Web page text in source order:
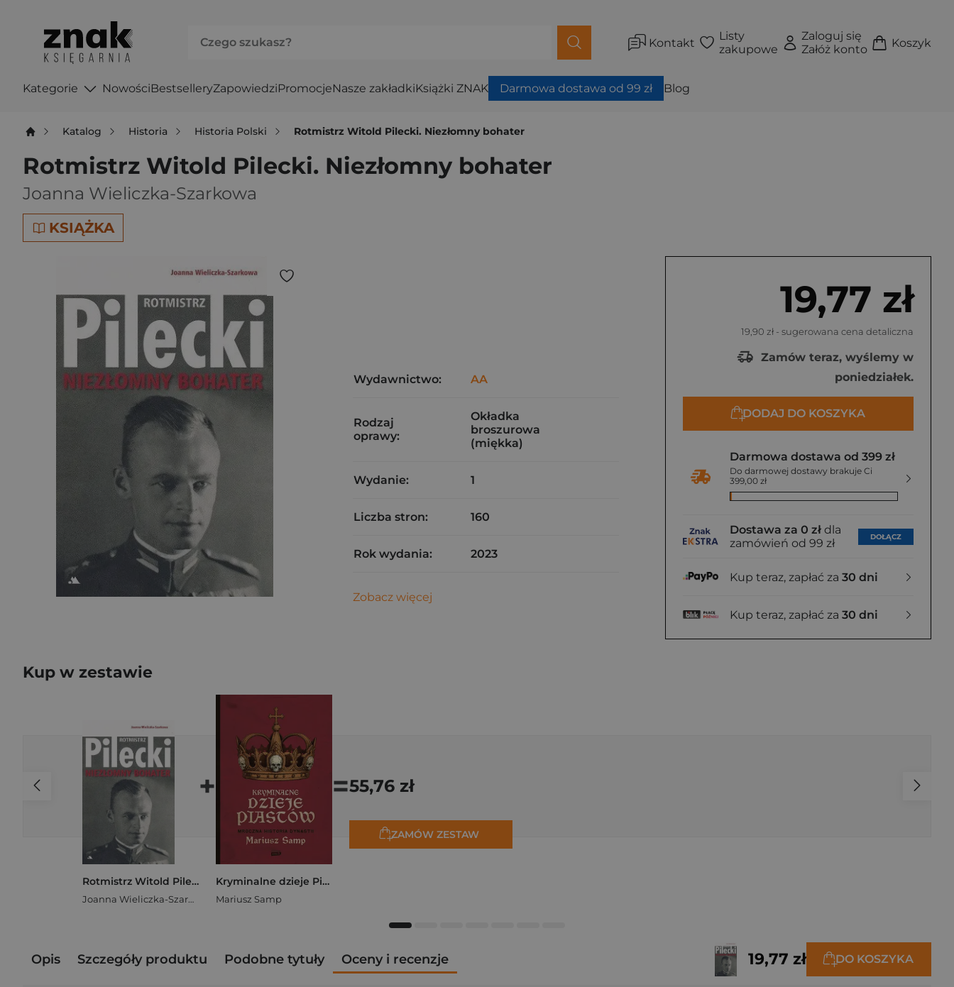
Kontakt
Listy
zakupowe
Zaloguj się
Załóż konto
Koszyk
Kategorie NowościBestselleryZapowiedziPromocjeNasze zakładkiKsiążki ZNAK Darmowa dostawa od 99 zł Blog
Katalog Historia Historia Polski Rotmistrz Witold Pilecki. Niezłomny bohater
Rotmistrz Witold Pilecki. Niezłomny bohater
Joanna Wieliczka-Szarkowa
KSIĄŻKA
19,77 zł
19,90 zł - sugerowana cena detaliczna
Zamów teraz, wyślemy w
poniedziałek.
DODAJ DO KOSZYKA
Darmowa dostawa od 399 zł
Do darmowej dostawy brakuje Ci
399,00 zł
Dostawa za 0 zł dla
zamówień od 99 zł
DOŁĄCZ
Kup teraz, zapłać za 30 dni
Kup teraz, zapłać za 30 dni
Wydawnictwo: AA
Rodzaj
oprawy:
Okładka
broszurowa
(miękka)
Wydanie: 1
Liczba stron: 160
Rok wydania: 2023
Zobacz więcej
Kup w zestawie
Rotmistrz Witold Pilecki. Niezłomny bohater
Joanna Wieliczka-Szarkowa
+
Kryminalne dzieje Piastów. Mroczna historia dynastii
Mariusz Samp
=55,76 zł
ZAMÓW ZESTAW
Opis Szczegóły produktu Podobne tytuły Oceny i recenzje 19,77 zł DO KOSZYKA